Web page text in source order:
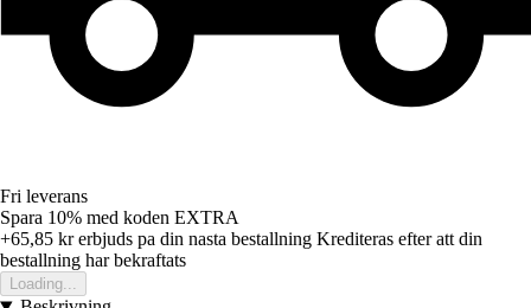
Fri leverans
Spara 10% med koden EXTRA
+65,85 krerbjuds pa din nasta bestallning Krediteras efter att din
bestallning har bekraftats
Loading...